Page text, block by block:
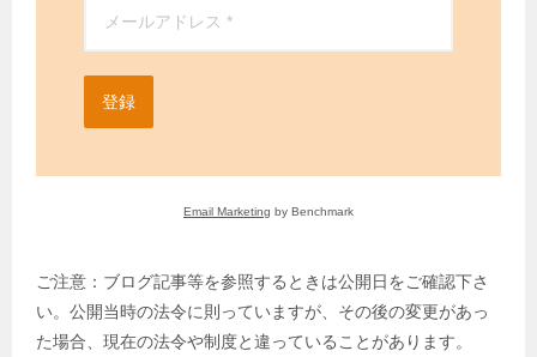
登録
Email Marketing by Benchmark
ご注意：ブログ記事等を参照するときは公開日をご確認下さ
い。公開当時の法令に則っていますが、その後の変更があっ
た場合、現在の法令や制度と違っていることがあります。